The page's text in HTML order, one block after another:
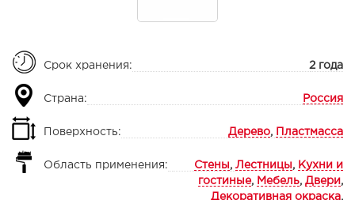
Срок хранения: 2 года
Страна: Россия
Поверхность: Дерево, Пластмасса
Область применения: Стены , Лестницы , Кухни и
гостиные, Мебель, Двери ,
Декоративная окраска,